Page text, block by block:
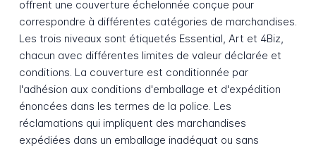
offrent une couverture échelonnée conçue pour
correspondre à différentes catégories de marchandises.
Les trois niveaux sont étiquetés Essential, Art et 4Biz,
chacun avec différentes limites de valeur déclarée et
conditions. La couverture est conditionnée par
l'adhésion aux conditions d'emballage et d'expédition
énoncées dans les termes de la police. Les
réclamations qui impliquent des marchandises
expédiées dans un emballage inadéquat ou sans